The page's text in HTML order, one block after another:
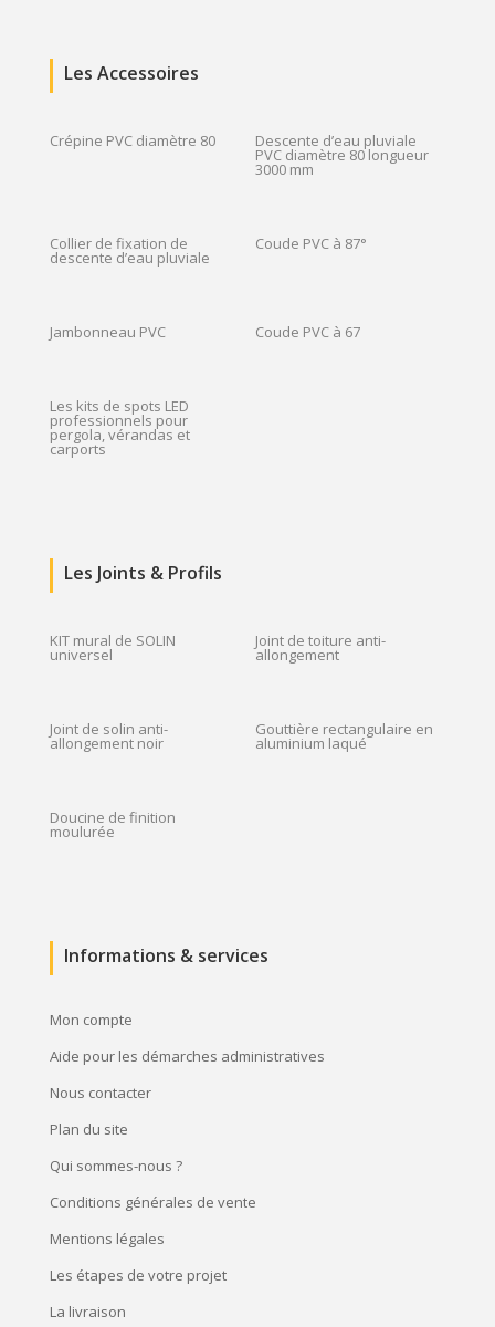
Les Accessoires
Crépine PVC diamètre 80 Descente d’eau pluviale
PVC diamètre 80 longueur
3000 mm
Collier de fixation de
descente d’eau pluviale
Coude PVC à 87°
Jambonneau PVC Coude PVC à 67
Les kits de spots LED
professionnels pour
pergola, vérandas et
carports
Les Joints & Profils
KIT mural de SOLIN
universel
Joint de toiture anti-
allongement
Joint de solin anti-
allongement noir
Gouttière rectangulaire en
aluminium laqué
Doucine de finition
moulurée
Informations & services
Mon compte
Aide pour les démarches administratives
Nous contacter
Plan du site
Qui sommes-nous ?
Conditions générales de vente
Mentions légales
Les étapes de votre projet
La livraison